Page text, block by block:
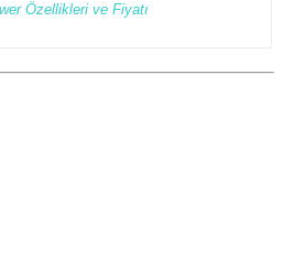
Özellikleri ve Fiyatı